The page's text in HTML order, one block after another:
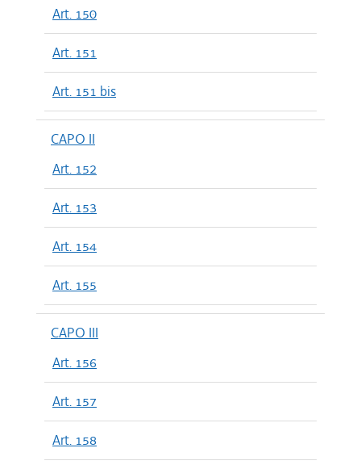
Art. 150
Art. 151
Art. 151 bis
CAPO II
Art. 152
Art. 153
Art. 154
Art. 155
CAPO III
Art. 156
Art. 157
Art. 158